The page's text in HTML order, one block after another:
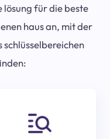
lösung für die beste
haus an, mit der
schlüsselbereichen